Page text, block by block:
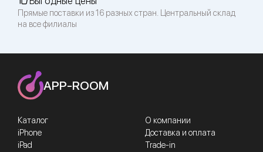
Прямые поставки из 16 разных стран. Центральный склад
на все филиалы
Каталог
iPhone
iPad
О компании
Доставка и оплата
Trade-in
APP-ROOM